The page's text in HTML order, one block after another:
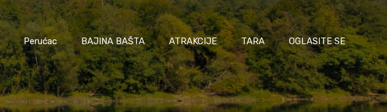
Perućac BAJINA BAŠTA ATRAKCIJE TARA OGLASITE SE